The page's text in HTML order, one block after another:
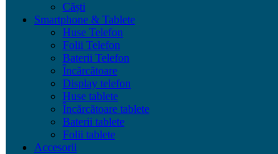
Căști
Smartphone & Tablete
Huse Telefon
Folii Telefon
Baterii Telefon
Încărcătoare
Display telefon
Huse tablete
Încărcătoare tablete
Baterii tablete
Folii tablete
Accesorii